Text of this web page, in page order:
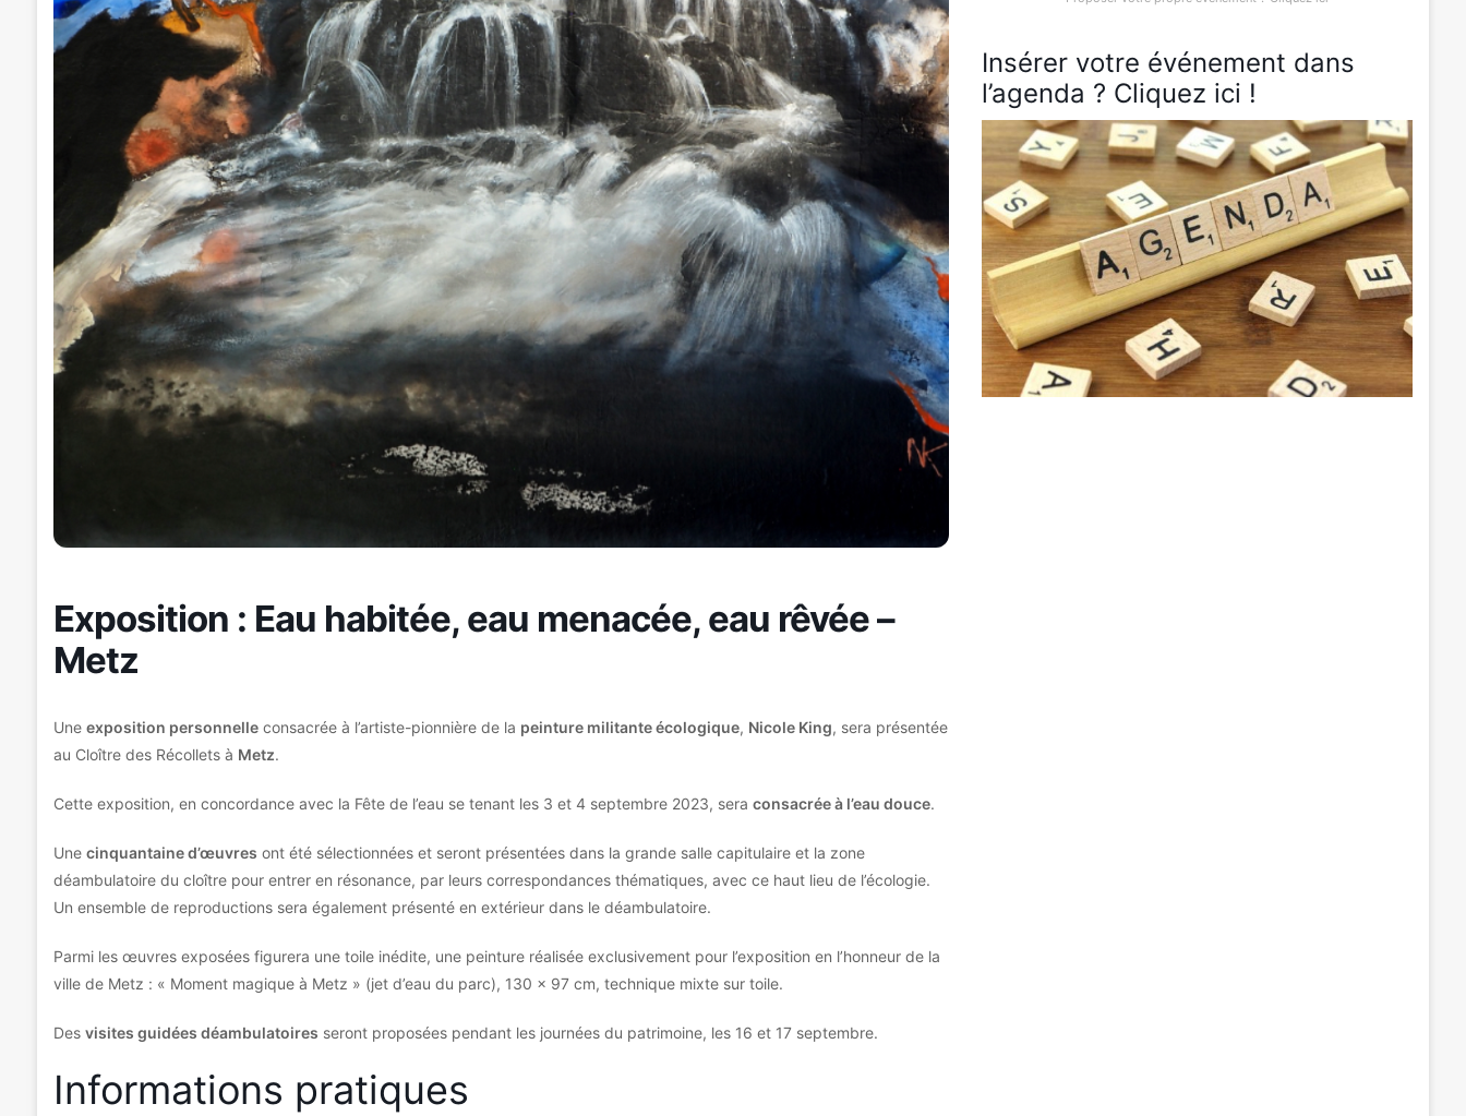
Exposition : Eau habitée, eau menacée, eau rêvée –
Metz
Une exposition personnelleconsacrée à l’artiste-pionnière de la peinture militante écologique, Nicole King, sera présentée
au Cloître des Récollets à Metz.
Cette exposition, en concordance avec la Fête de l’eau se tenant les 3 et 4 septembre 2023, sera consacrée à l’eau douce.
Une cinquantaine d’œuvres ont été sélectionnées et seront présentées dans la grande salle capitulaire et la zone
déambulatoire du cloître pour entrer en résonance, par leurs correspondances thématiques, avec ce haut lieu de l’écologie.
Un ensemble de reproductions sera également présenté en extérieur dans le déambulatoire.
Parmi les œuvres exposées figurera une toile inédite, une peinture réalisée exclusivement pour l’exposition en l’honneur de la
ville de Metz : « Moment magique à Metz » (jet d’eau du parc), 130 x 97 cm, technique mixte sur toile.
Des visites guidées déambulatoires seront proposées pendant les journées du patrimoine, les 16 et 17 septembre.
Informations pratiques
Insérer votre événement dans
l’agenda ? Cliquez ici !